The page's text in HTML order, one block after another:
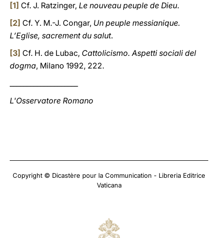
[1] Cf. J. Ratzinger, Le nouveau peuple de Dieu.
[2] Cf. Y. M.-J. Congar, Un peuple messianique.
L’Eglise, sacrement du salut.
[3] Cf. H. de Lubac, Cattolicismo. Aspetti sociali del
dogma, Milano 1992, 222.
L'Osservatore Romano
Copyright © Dicastère pour la Communication - Libreria Editrice
Vaticana